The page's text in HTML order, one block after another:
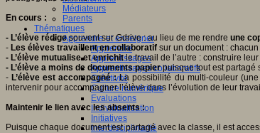
Médiateurs
Parents
Thématiques
Apprendre et enseigner
Apprendre
Apprentissages
Apprentissages collaboratifs
Créativité
Culture numérique
Evaluations
Individualisation
Initiatives
Interdisciplinarité
En cours :
- L’élève rédigesouvent sur Gdrive : au lieu de me rendre une
- Les élèves travaillent en collaboratif sur un document :
- L’élève mutualiseet enrichitle travail de l’autre : construire
- L’élève a moins de documents papierpuisque tout est partagé
- L’élève est accompagné :La possibilité du multi-couleur
intervenir pour accompagner l’élève dans l’évolution de leur
Maintenir le lien avec les absents :
Puisque chaque document est partagé avec la classe, il est